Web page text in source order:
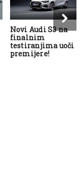
Novi Audi S3 na
finalnim
testiranjima uoči
premijere!